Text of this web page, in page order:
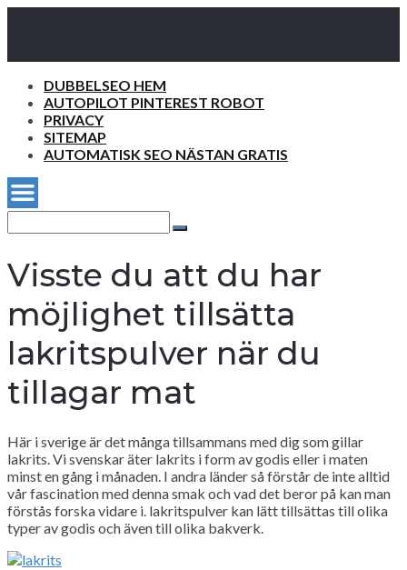
DUBBELSEO HEM
AUTOPILOT PINTEREST ROBOT
PRIVACY
SITEMAP
AUTOMATISK SEO NÄSTAN GRATIS
for:
Search
Visste du att du har
möjlighet tillsätta
lakritspulver när du
tillagar mat
Här i sverige är det många tillsammans med dig som gillar
lakrits. Vi svenskar äter lakrits i form av godis eller i maten
minst en gång i månaden. I andra länder så förstår de inte alltid
vår fascination med denna smak och vad det beror på kan man
förstås forska vidare i. lakritspulver kan lätt tillsättas till olika
typer av godis och även till olika bakverk.